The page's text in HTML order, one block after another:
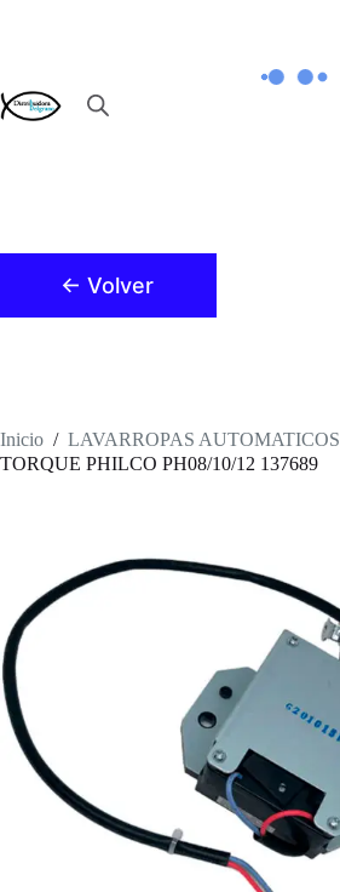
← Volver
Inicio / LAVARROPAS AUTOMATICOS
TORQUE PHILCO PH08/10/12 137689